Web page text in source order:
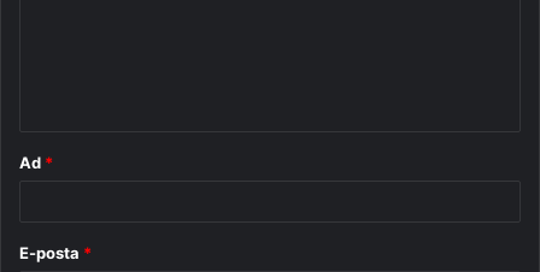
Ad *
E-posta *